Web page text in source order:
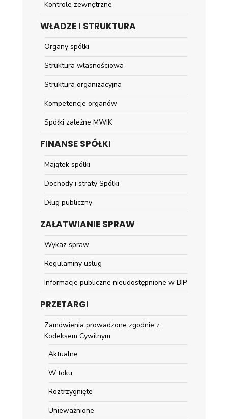
Kontrole zewnętrzne
WŁADZE I STRUKTURA
Organy spółki
Struktura własnościowa
Struktura organizacyjna
Kompetencje organów
Spółki zależne MWiK
FINANSE SPÓŁKI
Majątek spółki
Dochody i straty Spółki
Dług publiczny
ZAŁATWIANIE SPRAW
Wykaz spraw
Regulaminy usług
Informacje publiczne nieudostępnione w BIP
PRZETARGI
Zamówienia prowadzone zgodnie z
Kodeksem Cywilnym
Aktualne
W toku
Roztrzygnięte
Unieważnione